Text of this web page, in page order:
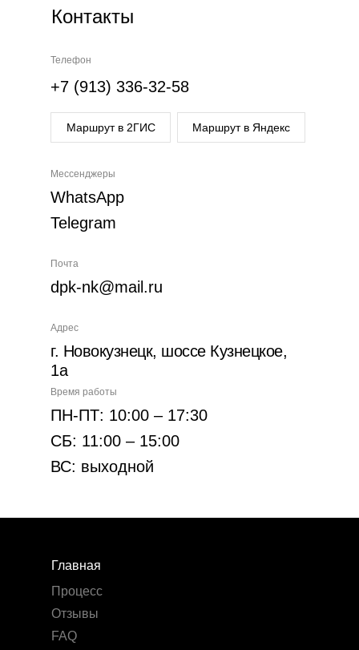
Контакты
Мессенджеры
WhatsApp
Telegram
Телефон
+7 (913) 336-32-58
Почта
dpk-nk@mail.ru
Время работы
ПН-ПТ: 10:00 – 17:30
СБ: 11:00 – 15:00
ВС: выходной
Адрес
г. Новокузнецк, шоссе Кузнецкое,
1а
Маршрут в 2ГИС Маршрут в Яндекс
Главная
Процесс
Отзывы
FAQ